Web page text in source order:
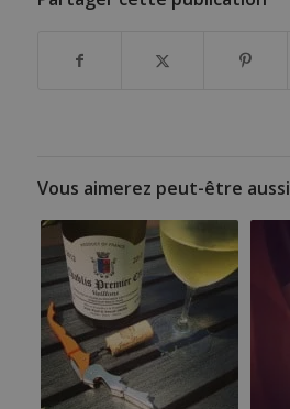
Vous aimerez peut-être aussi